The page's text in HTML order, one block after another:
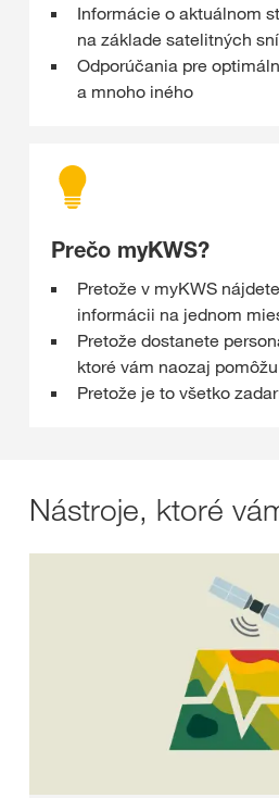
Informácie o aktuálnom
na základe satelitných
Odporúčania pre
a mnoho iného
Prečo myKWS?
Pretože v myKWS
informácii na jednom
Pretože dostanete
ktoré vám naozaj pomôžu
Pretože je to všetko
Nástroje, ktoré